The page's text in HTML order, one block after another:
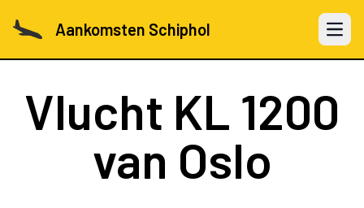
Aankomsten Schiphol Open
Vlucht KL 1200
van Oslo